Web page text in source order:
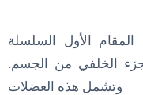
الأول السلسلة
الخلفي من الجسم.
وتشمل هذه العضلات